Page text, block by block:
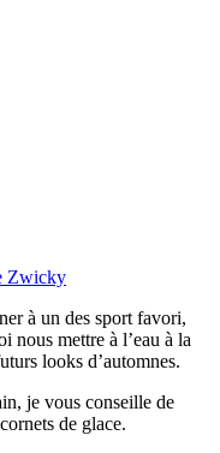
Zwicky
à un des sport favori,
nous mettre à l’eau à la
looks d’automnes.
je vous conseille de
de glace.